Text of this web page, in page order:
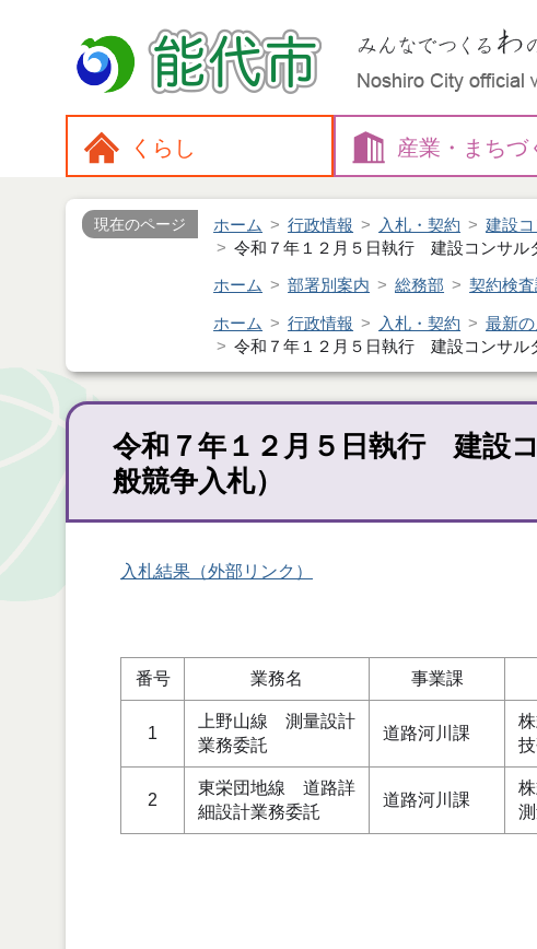
くらし 産業・ まちづ
現在のページ ホーム 行政情報 入札・契約 建設
令和７年１２月５日執行 建設コンサル
ホーム 部署別案内 総務部 契約検査
ホーム 行政情報 入札・契約 最新
令和７年１２月５日執行 建設コンサル
令和７年１２月５日執行 建設
般競争入札）
入札結果（外部リンク）
番号 業務名 事業課
1
上野山線 測量設計
業務委託
道路河川課
2
東栄団地線 道路詳
細設計業務委託
道路河川課